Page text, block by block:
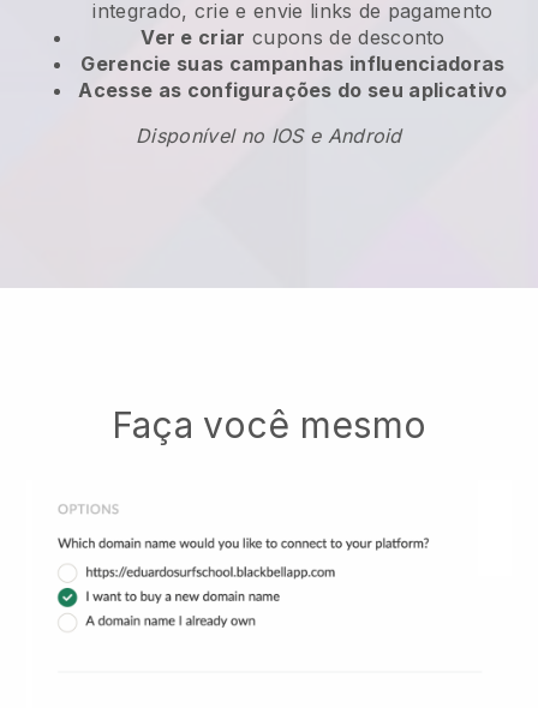
integrado, crie e envie links de pagamento
Ver e criar cupons de desconto
Gerencie suas campanhas influenciadoras
Acesse as configurações do seu aplicativo
Disponível no IOS e Android
Faça você mesmo